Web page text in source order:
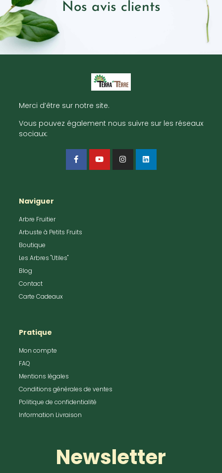
Nos avis clients
Merci d’être sur notre site.
Vous pouvez également nous suivre sur les réseaux
sociaux:
Naviguer
Arbre Fruitier
Arbuste à Petits Fruits
Boutique
Les Arbres "Utiles"
Blog
Contact
Carte Cadeaux
Pratique
Mon compte
FAQ
Mentions légales
Conditions générales de ventes
Politique de confidentialité
Information Livraison
Newsletter